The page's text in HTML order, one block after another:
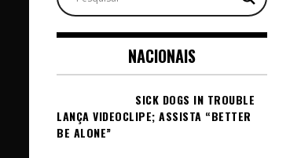
NACIONAIS
SICK DOGS IN TROUBLE
LANÇA VIDEOCLIPE; ASSISTA “BETTER
BE ALONE”